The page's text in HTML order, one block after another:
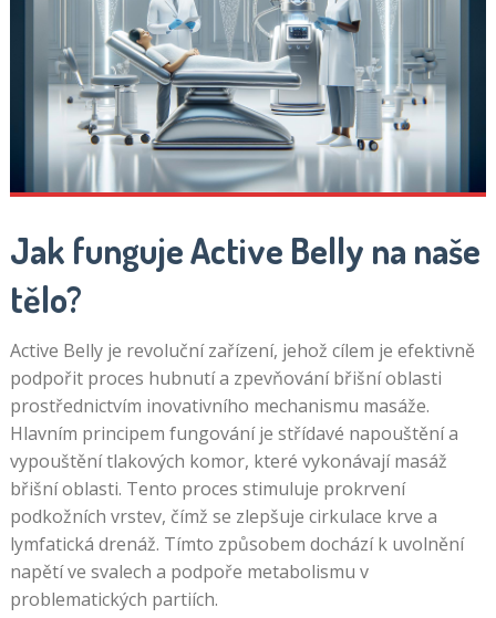
Jak funguje Active Belly na naše
tělo?
Active Belly je revoluční zařízení, jehož cílem je efektivně
podpořit proces hubnutí a zpevňování břišní oblasti
prostřednictvím inovativního mechanismu masáže.
Hlavním principem fungování je střídavé napouštění a
vypouštění tlakových komor, které vykonávají masáž
břišní oblasti. Tento proces stimuluje prokrvení
podkožních vrstev, čímž se zlepšuje cirkulace krve a
lymfatická drenáž. Tímto způsobem dochází k uvolnění
napětí ve svalech a podpoře metabolismu v
problematických partiích.